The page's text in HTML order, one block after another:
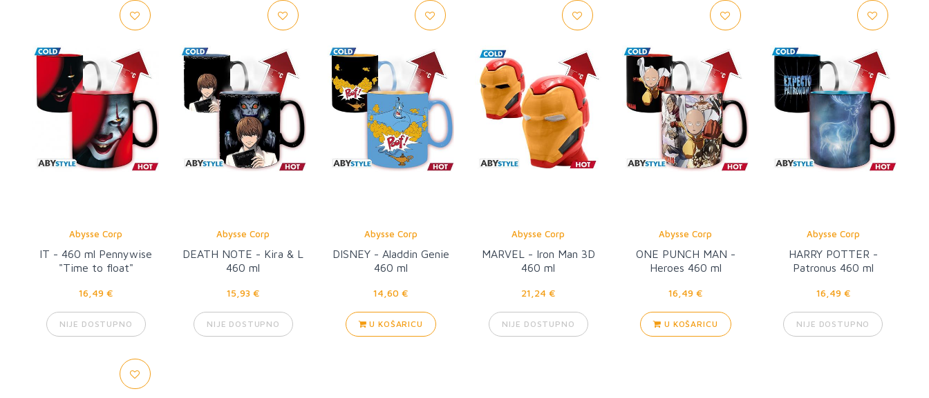
Abysse Corp
IT - 460 ml Pennywise
"Time to float"
16,49 €
NIJE DOSTUPNO
Abysse Corp
DEATH NOTE - Kira & L
460 ml
15,93 €
NIJE DOSTUPNO
Abysse Corp
DISNEY - Aladdin Genie
460 ml
14,60 €
U KOŠARICU
Abysse Corp
MARVEL - Iron Man 3D
460 ml
21,24 €
NIJE DOSTUPNO
Abysse Corp
ONE PUNCH MAN -
Heroes 460 ml
16,49 €
U KOŠARICU
Abysse Corp
HARRY POTTER -
Patronus 460 ml
16,49 €
NIJE DOSTUPNO